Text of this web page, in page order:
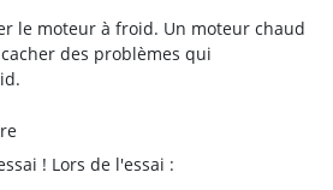
le moteur à froid. Un moteur chaud
des problèmes qui
! Lors de l'essai :